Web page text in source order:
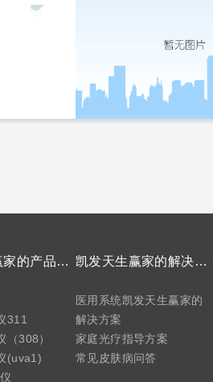
凯发天生赢家的产品中心
311
（308）
(uva1)
凯发天生赢家的解决方案
医用系统凯发天生赢家的
解决方案
家庭光疗指导方案
常见皮肤病问答